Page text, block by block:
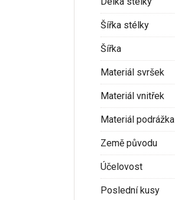
Šířka stélky
Šířka
Materiál svršek
Materiál vnitřek
Materiál podrážka
Země původu
Účelovost
Poslední kusy